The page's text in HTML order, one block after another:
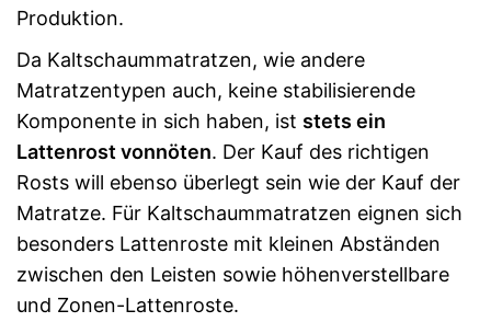
Produktion.
Da Kaltschaummatratzen, wie andere
Matratzentypen auch, keine stabilisierende
Komponente in sich haben, ist stets ein
Lattenrost vonnöten. Der Kauf des richtigen
Rosts will ebenso überlegt sein wie der Kauf der
Matratze. Für Kaltschaummatratzen eignen sich
besonders Lattenroste mit kleinen Abständen
zwischen den Leisten sowie höhenverstellbare
und Zonen-Lattenroste.